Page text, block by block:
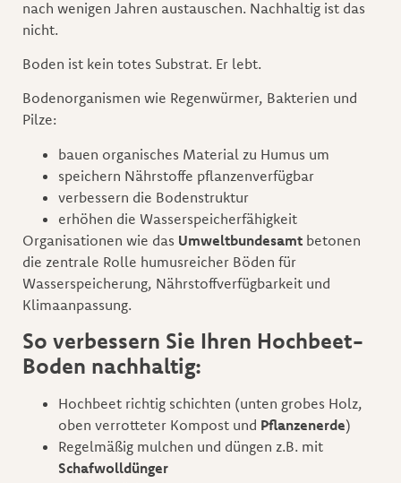
nach wenigen Jahren austauschen. Nachhaltig ist das
nicht.
Boden ist kein totes Substrat. Er lebt.
Bodenorganismen wie Regenwürmer, Bakterien und
Pilze:
bauen organisches Material zu Humus um
speichern Nährstoffe pflanzenverfügbar
verbessern die Bodenstruktur
erhöhen die Wasserspeicherfähigkeit
Organisationen wie das Umweltbundesamt betonen
die zentrale Rolle humusreicher Böden für
Wasserspeicherung, Nährstoffverfügbarkeit und
Klimaanpassung.
So verbessern Sie Ihren Hochbeet-
Boden nachhaltig:
Hochbeet richtig schichten (unten grobes Holz,
oben verrotteter Kompost und Pflanzenerde)
Regelmäßig mulchen und düngen z.B. mit
Schafwolldünger